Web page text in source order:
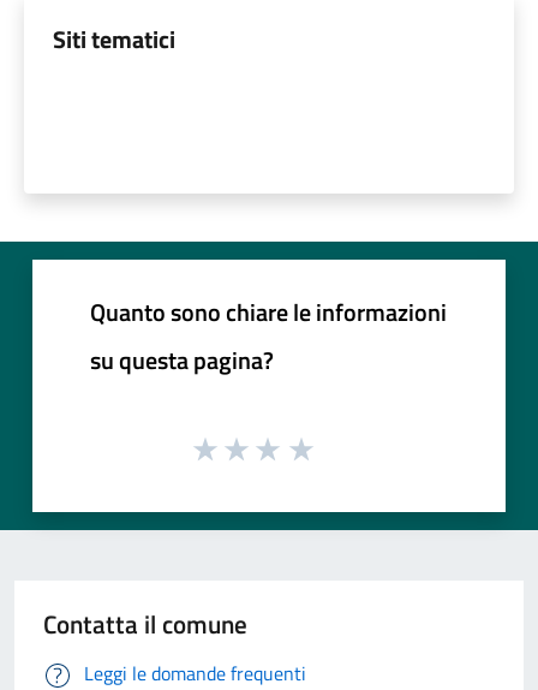
Siti tematici
Quanto sono chiare le informazioni
su questa pagina?
Contatta il comune
Leggi le domande frequenti